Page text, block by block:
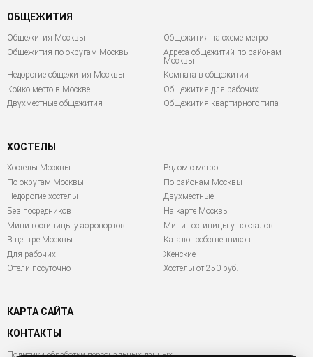
ОБЩЕЖИТИЯ
Общежития Москвы
Общежития на схеме метро
Общежития по округам Москвы
Адреса общежитий по районам
Москвы
Недорогие общежития Москвы
Комната в общежитии
Койко место в Москве
Общежития для рабочих
Двухместные общежития
Общежития квартирного типа
ХОСТЕЛЫ
Хостелы Москвы
По округам Москвы
Недорогие хостелы
Без посредников
Мини гостиницы у аэропортов
В центре Москвы
Для рабочих
Отели посуточно
Рядом с метро
По районам Москвы
Двухместные
На карте Москвы
Мини гостиницы у вокзалов
Каталог собственников
Женские
Хостелы от 250 руб.
КАРТА САЙТА
КОНТАКТЫ
Политики обработки персональных данных